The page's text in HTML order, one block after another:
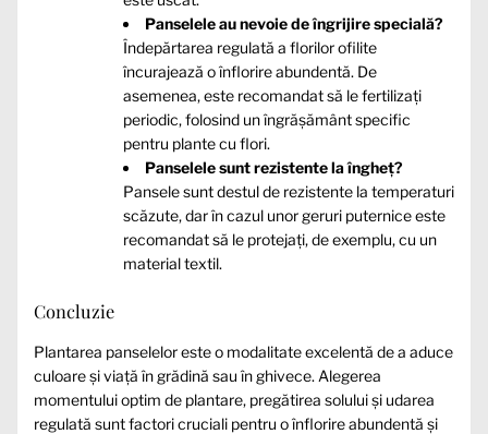
Panselele au nevoie de îngrijire specială?
Îndepărtarea regulată a florilor ofilite
încurajează o înflorire abundentă. De
asemenea, este recomandat să le fertilizați
periodic, folosind un îngrășământ specific
pentru plante cu flori.
Panselele sunt rezistente la îngheț?
Pansele sunt destul de rezistente la temperaturi
scăzute, dar în cazul unor geruri puternice este
recomandat să le protejați, de exemplu, cu un
material textil.
Concluzie
Plantarea panselelor este o modalitate excelentă de a aduce
culoare și viață în grădină sau în ghivece. Alegerea
momentului optim de plantare, pregătirea solului și udarea
regulată sunt factori cruciali pentru o înflorire abundentă și